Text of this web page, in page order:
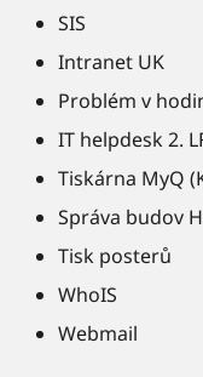
SIS
Intranet UK
Problém v
IT helpdesk 2.
Tiskárna MyQ
Správa budov
Tisk posterů
WhoIS
Webmail